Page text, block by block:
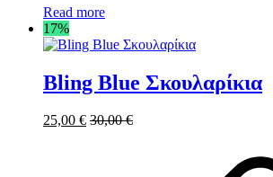
Read more
17%
Bling Blue Σκουλαρίκια
25,00 € 30,00€